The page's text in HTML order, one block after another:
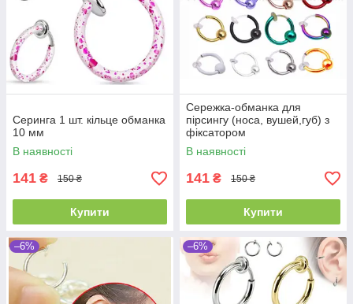
Серинга 1 шт. кільце обманка
10 мм
В наявності
141 ₴ 150 ₴
Купити
Сережка-обманка для
пірсингу (носа, вушей,губ) з
фіксатором
В наявності
141 ₴ 150 ₴
Купити
–6% –6%